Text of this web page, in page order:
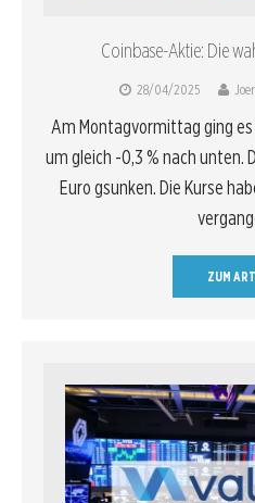
Coinbase-Aktie: Die
28/04/2025
Am Montagvormittag ging
um gleich -0,3 % nach unten.
Euro gsunken. Die Kurse
ZUM